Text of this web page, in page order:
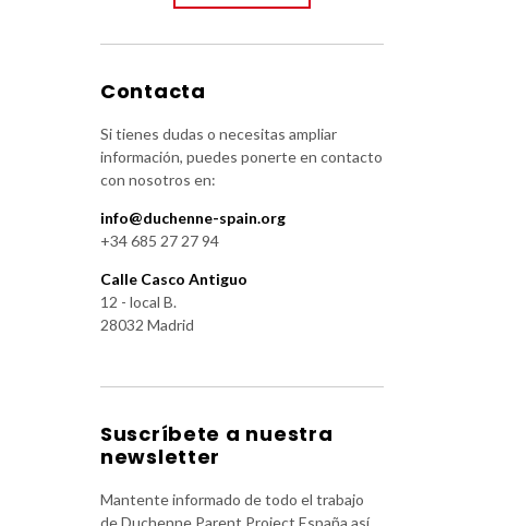
Contacta
Si tienes dudas o necesitas ampliar
información, puedes ponerte en contacto
con nosotros en:
info@duchenne-spain.org
+34 685 27 27 94
Calle Casco Antiguo
12 - local B.
28032 Madrid
Suscríbete a nuestra
newsletter
Mantente informado de todo el trabajo
de Duchenne Parent Project España así